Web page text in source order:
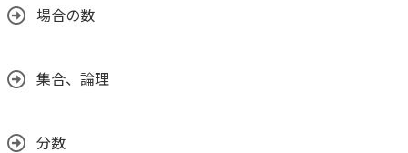
場合の数
集合、論理
分数